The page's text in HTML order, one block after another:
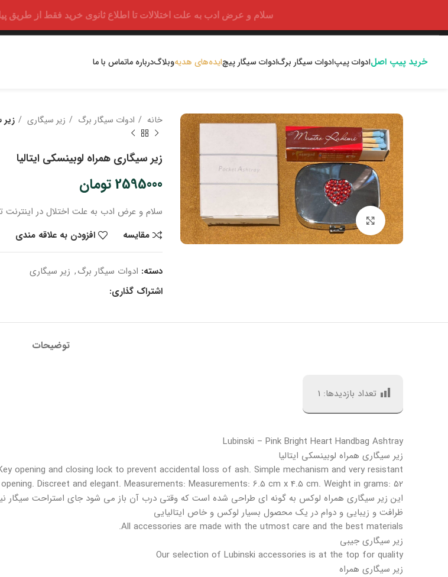
سلام و عرض ادب به علت اختلالات تا اطلاع ثانوی خرید فقط از طریق پیامک شماره 09352200077
خرید پیپ اصلادوات پیپادوات سیگار برگادوات سیگار پیچایده‌های هدیهوبلاگدرباره ماتماس با ما
بزرگنمایی تصویر
خانه ادوات سیگار برگ زیر سیگاری زیر
زیر سیگاری همراه لوبینسکی ایتالیا
2595000 تومان
سلام و عرض ادب به علت اختلال در اینترنت
مقایسه
افزودن به علاقه مندی
دسته: ادوات سیگار برگ, زیر سیگاری
اشتراک گذاری:
توضیحات
تعداد بازدیدها: 1
Lubinski – Pink Bright Heart Handbag Ashtray
زیر سیگاری همراه لوبینسکی ایتالیا
opening and closing lock to prevent accidental loss of ash. Simple mechanism and very resistant
Discreet and elegant. Measurements: Measurements: 6.5 cm x 4.5 cm. Weight in grams: 52.
این زیر سیگاری همراه لوکس به گونه ای طراحی شده است که وقتی درب آن باز می شود جای استراحت سیگار
ظرافت و زیبایی و دوام در یک محصول بسیار لوکس و خاص ایتالیایی
All accessories are made with the utmost care and the best materials.
زیر سیگاری جیبی
Our selection of Lubinski accessories is at the top for quality
زیر سیگاری همراه